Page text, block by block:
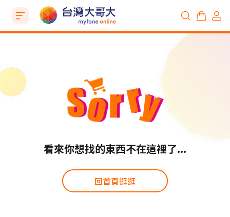
看來你想找的東西不在這裡了...
回首頁逛逛